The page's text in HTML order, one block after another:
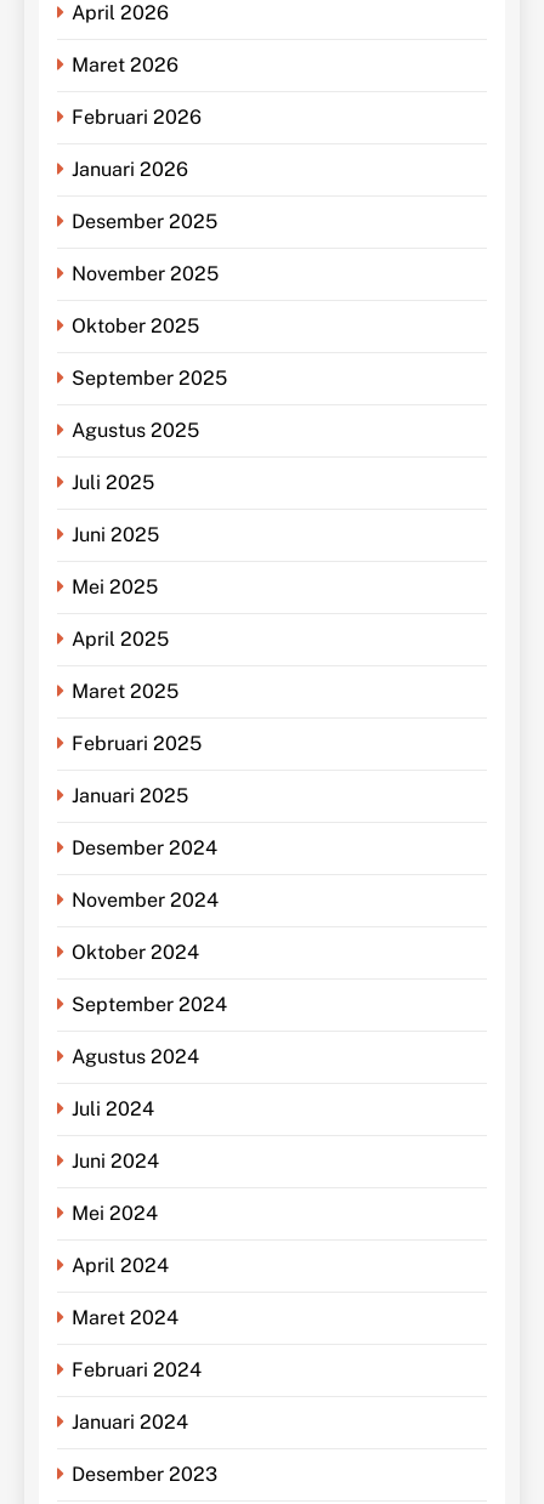
April 2026
Maret 2026
Februari 2026
Januari 2026
Desember 2025
November 2025
Oktober 2025
September 2025
Agustus 2025
Juli 2025
Juni 2025
Mei 2025
April 2025
Maret 2025
Februari 2025
Januari 2025
Desember 2024
November 2024
Oktober 2024
September 2024
Agustus 2024
Juli 2024
Juni 2024
Mei 2024
April 2024
Maret 2024
Februari 2024
Januari 2024
Desember 2023